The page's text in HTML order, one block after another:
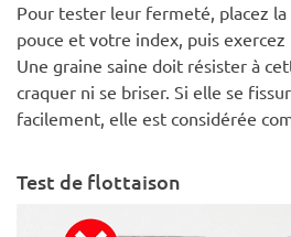
Pour tester leur fermeté, placez
pouce et votre index, puis
Une graine saine doit résister à
craquer ni se briser. Si elle se
facilement, elle est considérée
Test de flottaison